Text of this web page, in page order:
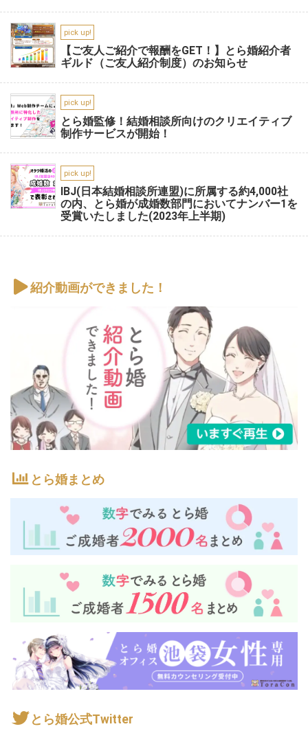
pick up!
【ご友人ご紹介で報酬をGET！】とら婚紹介者
ギルド（ご友人紹介制度）のお知らせ
pick up!
とら婚監修！結婚相談所向けのクリエイティブ
制作サービスが開始！
pick up!
IBJ(日本結婚相談所連盟)に所属する約4,000社
の内、とら婚が成婚数部門においてナンバー1を
受賞いたしました(2023年上半期)
紹介動画ができました！
とら婚まとめ
とら婚公式Twitter